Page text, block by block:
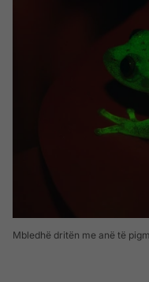
Mbledhë dritën me anë të